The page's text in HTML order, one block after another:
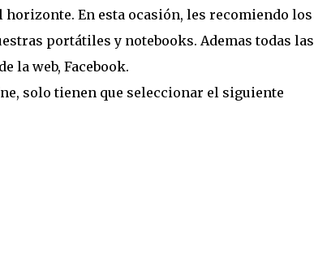
horizonte. En esta ocasión, les recomiendo los
portátiles y notebooks. Ademas todas las
la web, Facebook.
solo tienen que seleccionar el siguiente